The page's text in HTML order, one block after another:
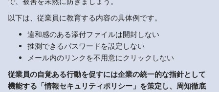
以下は、従業員に教育する内容の具体例です。
違和感のある添付ファイルは開封しない
推測できるパスワードを設定しない
メール内のリンクを不用意にクリックしない
従業員の自覚ある行動を促すには企業の統一的な指針として
機能する「情報セキュリティポリシー」を策定し、周知徹底